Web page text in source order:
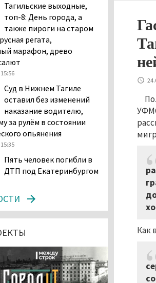
Как
Тагильские выходные,
топ-8: День города, а
также пироги на старом
регата,
марафон, древо
Суд в Нижнем Тагиле
оставил без изменений
наказание водителю,
за рулём в состоянии
опьянения
Пять человек погибли в
ДТП под Екатеринбургом
проникли в квартиру
через балкон, чтобы
В Красноуральске хитрый
водитель BMW ездил с